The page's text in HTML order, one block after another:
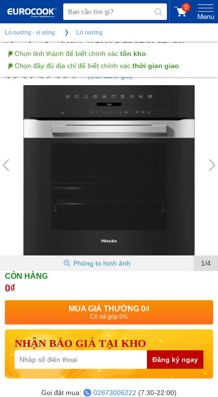
0
Lò nướng - vi sóng Lò nướng
Lò nướng âm tủ Miele H 7262 B EDST/CLST - 76L -
Perfect Clean
(Gửi đánh giá)
1/4
Phóng to hình ảnh
CÒN HÀNG
0₫
MUA GIÁ THƯỜNG 0₫
Có trả góp 0%
NHẬN BÁO GIÁ TẠI KHO
Đăng ký ngay
Gọi đặt mua: 02873006222 (7:30-22:00)